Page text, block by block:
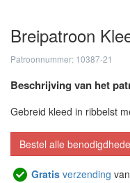
Breipatroon
Patroonnummer: 10387-21
Beschrijving van het
Gebreid kleed in ribbelst
Bestel alle
Gratis verzending